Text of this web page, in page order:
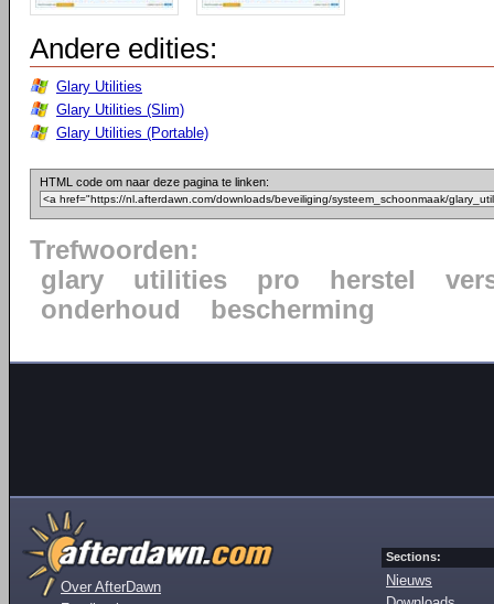
Andere edities:
Glary Utilities
Glary Utilities (Slim)
Glary Utilities (Portable)
HTML code om naar deze pagina te linken:
Trefwoorden:
glary
utilities pro herstel
onderhoud
bescherming
Over AfterDawn
Sections:
Nieuws